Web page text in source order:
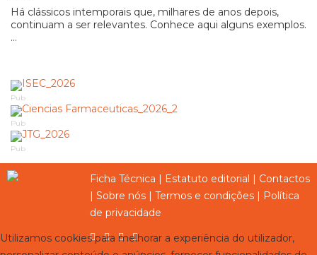
Há clássicos intemporais que, milhares de anos depois,
continuam a ser relevantes. Conhece aqui alguns exemplos.
...
Pub
Pub
Pub
Ficha Técnica | Estatuto editorial | Contactos
| Sobre nós | Termos e condições | Política
de privacidade
Utilizamos cookies para melhorar a experiência do utilizador,